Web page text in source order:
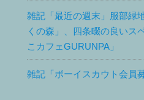
雑記「最近の週末」服部緑
くの森」、四条畷の良いス
こカフェGURUNPA」
雑記「ボーイスカウト会員